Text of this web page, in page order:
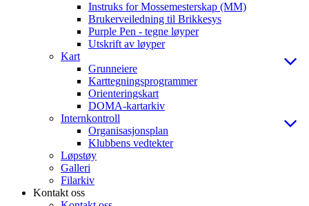
Instruks for Mossemesterskap (MM)
Brukerveiledning til Brikkesys
Purple Pen - tegne løyper
Utskrift av løyper
Kart
Grunneiere
Karttegningsprogrammer
Orienteringskart
DOMA-kartarkiv
Internkontroll
Organisasjonsplan
Klubbens vedtekter
Løpstøy
Galleri
Filarkiv
Kontakt oss